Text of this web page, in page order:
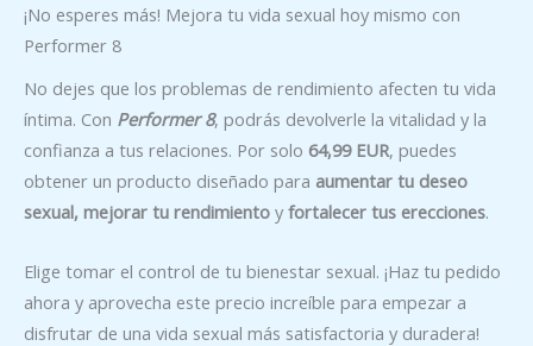
¡No esperes más! Mejora tu vida sexual hoy mismo con
Performer 8
No dejes que los problemas de rendimiento afecten tu vida
íntima. Con Performer 8, podrás devolverle la vitalidad y la
confianza a tus relaciones. Por solo 64,99 EUR, puedes
obtener un producto diseñado para aumentar tu deseo
sexual, mejorar tu rendimiento y fortalecer tus erecciones.
Elige tomar el control de tu bienestar sexual. ¡Haz tu pedido
ahora y aprovecha este precio increíble para empezar a
disfrutar de una vida sexual más satisfactoria y duradera!